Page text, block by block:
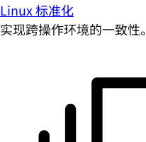
Linux 标准化
实现跨操作环境的一致性。